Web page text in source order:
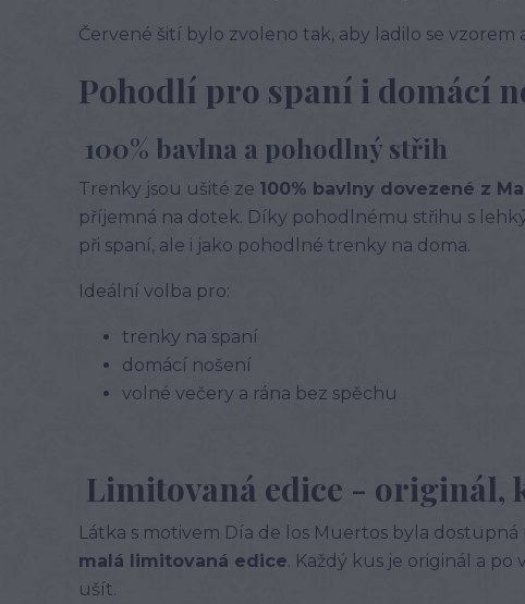
Červené šití bylo zvoleno tak, aby ladilo se
Pohodlí pro spaní i domácí
100% bavlna a pohodlný střih
Trenky jsou ušité ze 100% bavlny dovezené z
příjemná na dotek. Díky pohodlnému střihu s
při spaní, ale i jako pohodlné trenky na doma.
Ideální volba pro:
trenky na spaní
domácí nošení
volné večery a rána bez spěchu
Limitovaná edice - originál,
Látka s motivem Día de los Muertos byla
malá limitovaná edice. Každý kus je originál a
ušít.